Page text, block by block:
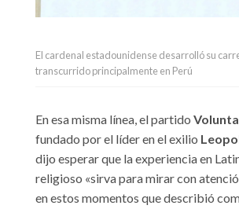
El cardenal estadounidense desarrolló su
transcurrido principalmente en Perú
En esa misma línea, el partido
fundado por el líder en el exilio
dijo esperar que la experiencia en
religioso «sirva para mirar con
en estos momentos que describió